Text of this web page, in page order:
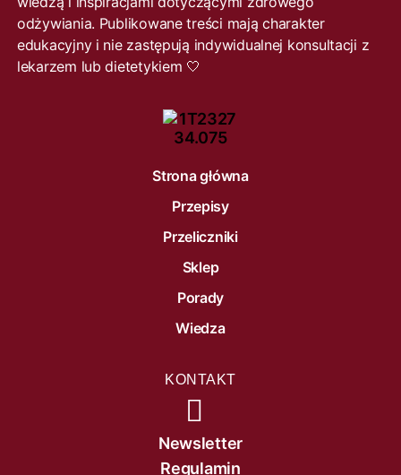
odżywiania. Publikowane treści mają charakter
edukacyjny i nie zastępują indywidualnej konsultacji z
lekarzem lub dietetykiem 🤍
Strona główna
Przepisy
Przeliczniki
Sklep
Porady
Wiedza
KONTAKT
Newsletter
Regulamin